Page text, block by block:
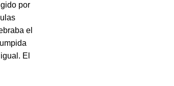
por
el
El